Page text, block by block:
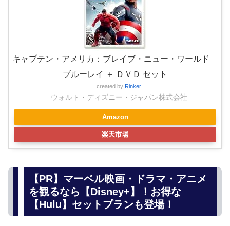
キャプテン・アメリカ：ブレイブ・ニュー・ワールド
ブルーレイ ＋ ＤＶＤ セット
created by Rinker
ウォルト・ディズニー・ジャパン株式会社
Amazon
楽天市場
【PR】マーベル映画・ドラマ・アニメ
を観るなら【Disney+】！お得な
【Hulu】セットプランも登場！